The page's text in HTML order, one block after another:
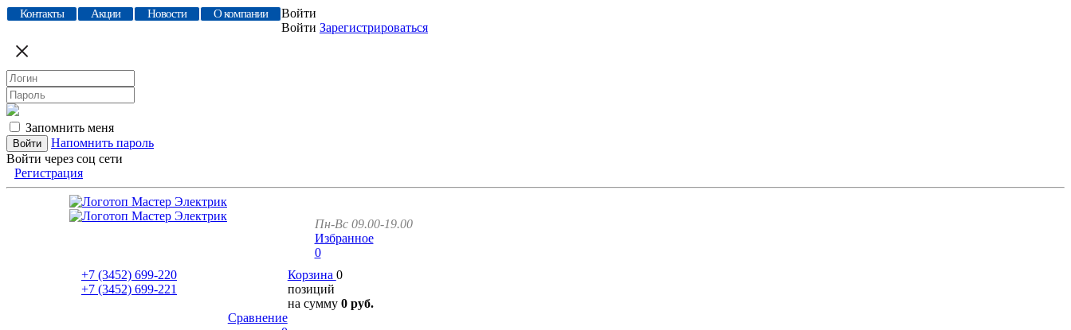
Контакты Акции Новости О компании
Войти
Войти Зарегистрироваться
Запомнить меня
Напомнить пароль
Войти через соц сети
Регистрация
Пн-Вс 09.00-19.00
Избранное
0
+7 (3452) 699-220
+7 (3452) 699-221
Корзина 0
позиций
на сумму 0 руб.
Сравнение